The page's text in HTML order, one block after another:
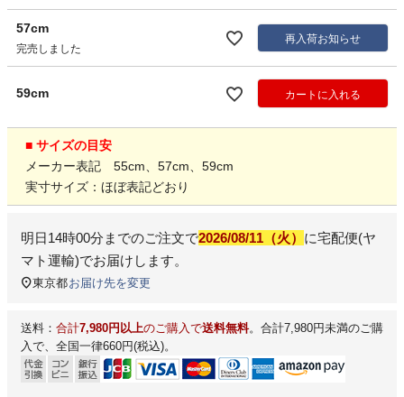
57cm
完売しました
再入荷お知らせ
59cm カートに入れる
■ サイズの目安
メーカー表記 55cm、57cm、59cm
実寸サイズ：ほぼ表記どおり
明日14時00分 までのご注文で2026/08/11（火） に宅配便(ヤ
マト運輸)でお届けします。
東京都お届け先を変更
送料： 合計7,980円以上のご購入で送料無料。合計7,980円未満のご購
入で、全国一律660円(税込)。